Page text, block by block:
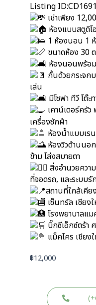
Listing
เช่าเพียง
ห้องแบบสตูดิโอ
1 ห้องนอน 1
ขนาดห้อง 30
ห้องนอนพร้อ
กั้นด้วยกระจก
เล่น
มีโซฟา ทีวี โต๊
เคาน์เตอร์ครัว
เครื่องซักผ้า
ห้องน้ำแบบเร
ห้องวิวด้านนอ
ข้าม โล่งสบายตา
สิ่งอำนวยควา
ที่จอดรถ, และระบบ
สถานที่ใกล้เคีย
เซ็นทรัล เชียง
โรงพยาบาลแ
บิ๊กซีเอ็กซ์ตร้า
แม็คโคร เชียง
฿12,000